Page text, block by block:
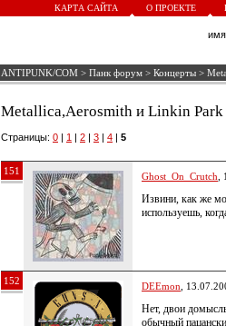
КАРТА САЙТА О ПРОЕКТЕ
ANTIPUNK/COM > Панк форум > Концерты >
Metallica,Aerosmith и Linkin
Страницы: 0 | 1 | 2 | 3 | 4 | 5
151 Ghost_On_Crutch
Извини, как же
используешь,
152 DEEmon ,
Нет, двои
обычный